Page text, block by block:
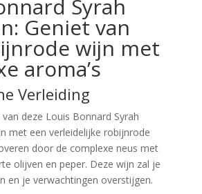
€7,75.Syrah
Geniet van
wijn met
aroma’s
Verleiding
deze Louis Bonnard Syrah
met een verleidelijke robijnrode
door de complexe neus met
olijven en peper. Deze wijn zal je
en je verwachtingen overstijgen.